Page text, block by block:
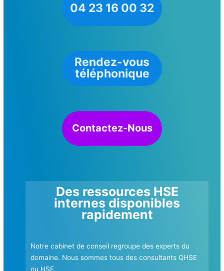
04 23 16 00 32
Rendez-vous
téléphonique
Contactez-Nous
Des ressources HSE
internes disponibles
rapidement
Notre cabinet de conseil regroupe des experts du
domaine. Nous sommes tous des consultants QHSE
ou HSE.